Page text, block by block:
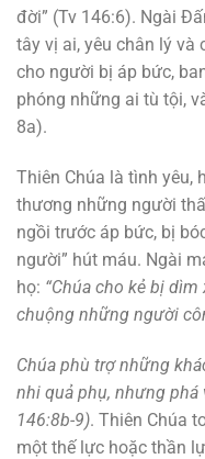
đời” (Tv 146:6). Ngài
tây vị ai, yêu chân lý và
cho người bị áp bức,
phóng những ai tù tội,
8a).
Thiên Chúa là tình yêu,
thương những người
ngồi trước áp bức, bị
người” hút máu. Ngài
họ: “Chúa cho kẻ bị
chuộng những người
Chúa phù trợ những
nhi quả phụ, nhưng phá
146:8b-9). Thiên Chúa
một thế lực hoặc thần